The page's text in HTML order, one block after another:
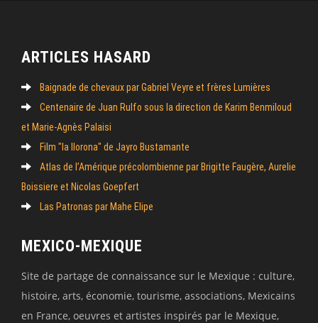
ARTICLES HASARD
Baignade de chevaux par Gabriel Veyre et frères Lumières
Centenaire de Juan Rulfo sous la direction de Karim Benmiloud
et Marie-Agnès Palaisi
Film "la llorona" de Jayro Bustamante
Atlas de l’Amérique précolombienne par Brigitte Faugère, Aurelie
Boissiere et Nicolas Goepfert
Las Patronas par Mahe Elipe
MEXICO-MEXIQUE
Site de partage de connaissance sur le Mexique : culture,
histoire, arts, économie, tourisme, associations, Mexicains
en France, oeuvres et artistes inspirés par le Mexique,